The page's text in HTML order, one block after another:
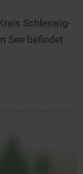
Schleswig-
See befindet